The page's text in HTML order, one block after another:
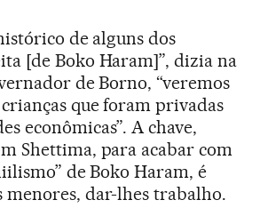
de alguns dos
[de Boko Haram]”, dizia na
de Borno, “veremos
que foram privadas
econômicas”. A chave,
Shettima, para acabar com
de Boko Haram, é
menores, dar-lhes trabalho.